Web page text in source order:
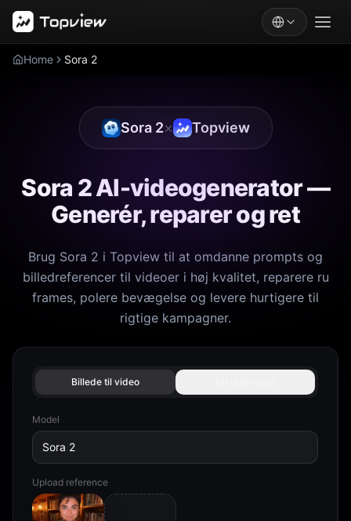
Home Sora 2
Sora 2× Topview
Sora 2 AI-videogenerator —
Generér, reparer og ret
Brug Sora 2 i Topview til at omdanne prompts og
billedreferencer til videoer i høj kvalitet, reparere ru
frames, polere bevægelse og levere hurtigere til
rigtige kampagner.
Billede til video
Model
Sora 2
Upload reference